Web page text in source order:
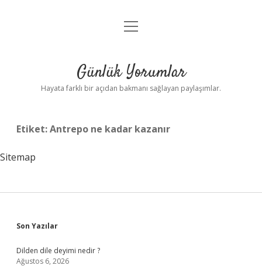
Anasayfa
Yasal Uyarı
menüyü
Günlük Yorumlar
Hayata farklı bir açıdan bakmanı sağlayan paylaşımlar.
Etiket:Antrepo ne kadar kazanır
Sitemap
Sidebar
Son Yazılar
Dilden dile deyimi nedir ?
Ağustos 6, 2026